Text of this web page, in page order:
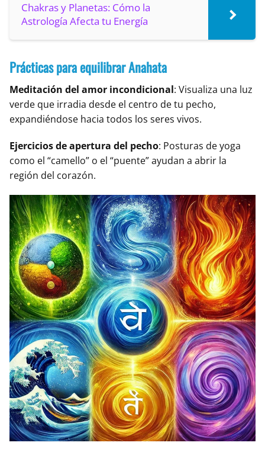
Chakras y Planetas: Cómo la
Astrología Afecta tu Energía
Prácticas para equilibrar Anahata
Meditación del amor incondicional: Visualiza una luz
verde que irradia desde el centro de tu pecho,
expandiéndose hacia todos los seres vivos.
Ejercicios de apertura del pecho: Posturas de yoga
como el “camello” o el “puente” ayudan a abrir la
región del corazón.